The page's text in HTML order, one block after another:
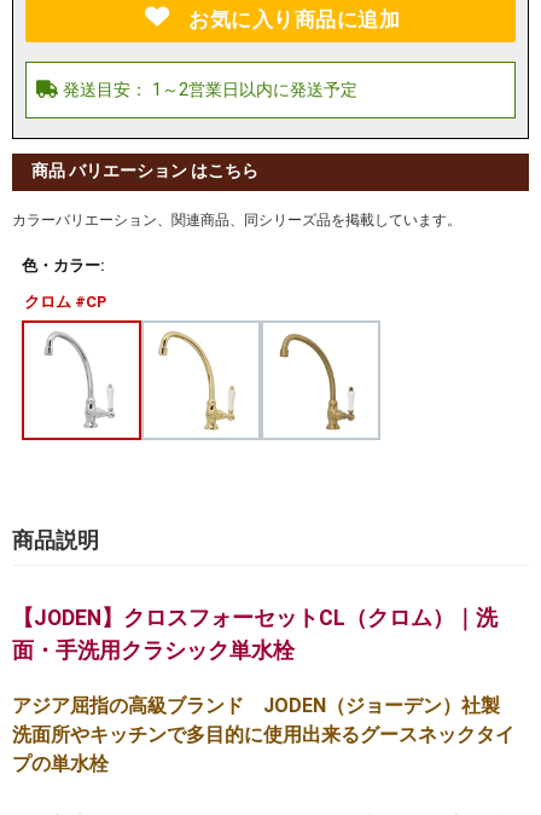
お気に入り商品に追加
商品 バリエーション はこちら
カラーバリエーション、関連商品、同シリーズ品を掲載しています。
色・カラー:
クロム #CP
商品説明
【JODEN】クロスフォーセットCL（クロム）｜洗
面・手洗用クラシック単水栓
アジア屈指の高級ブランド JODEN（ジョーデン）社製
洗面所やキッチンで多目的に使用出来るグースネックタイ
プの単水栓